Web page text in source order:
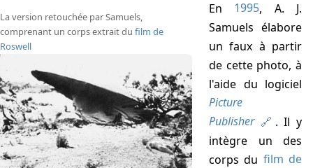
La version retouchée par Samuels,
comprenant un corps extrait du film de
Roswell
En 1995, A. J.
Samuels élabore
un faux à partir
de cette photo, à
l'aide du logiciel
Picture
Publisher
. Il y
intègre un des
corps du film de